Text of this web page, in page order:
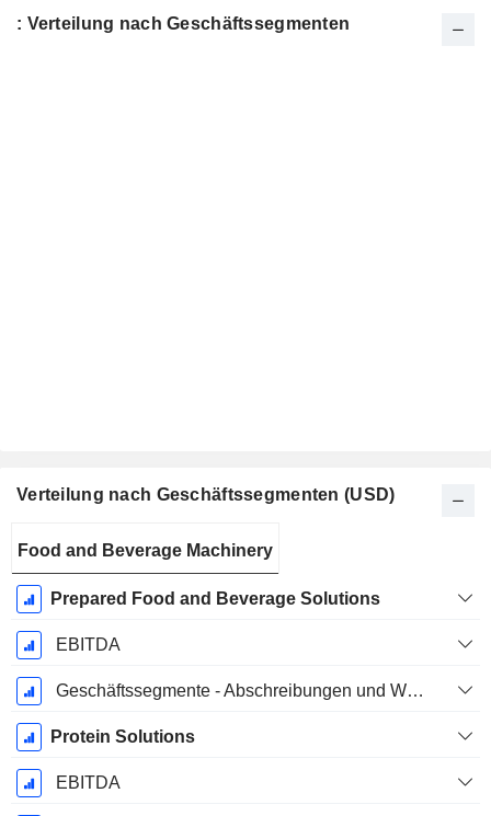
: Verteilung nach Geschäftssegmenten
Verteilung nach Geschäftssegmenten (USD)
Geschäftsjahres:
Dezember
Food and Beverage Machinery
Prepared Food and Beverage Solutions
EBITDA
Geschäftssegmente - Abschreibungen und Wertminderungen
Protein Solutions
EBITDA